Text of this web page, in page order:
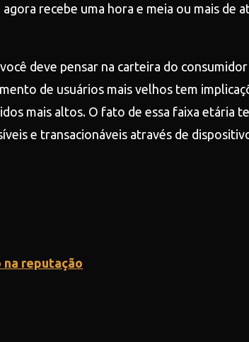
recebe uma hora e meia ou mais de
deve pensar na carteira do
de usuários mais velhos tem
mais altos. O fato de essa faixa etária
e transacionáveis através de
reputação